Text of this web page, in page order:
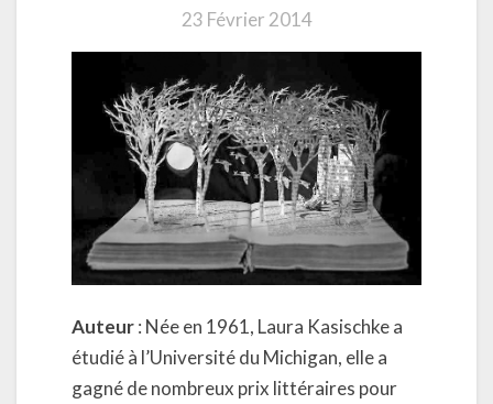
23 Février 2014
Auteur: Née en 1961, Laura Kasischke a
étudié à l’Université du Michigan, elle a
gagné de nombreux prix littéraires pour